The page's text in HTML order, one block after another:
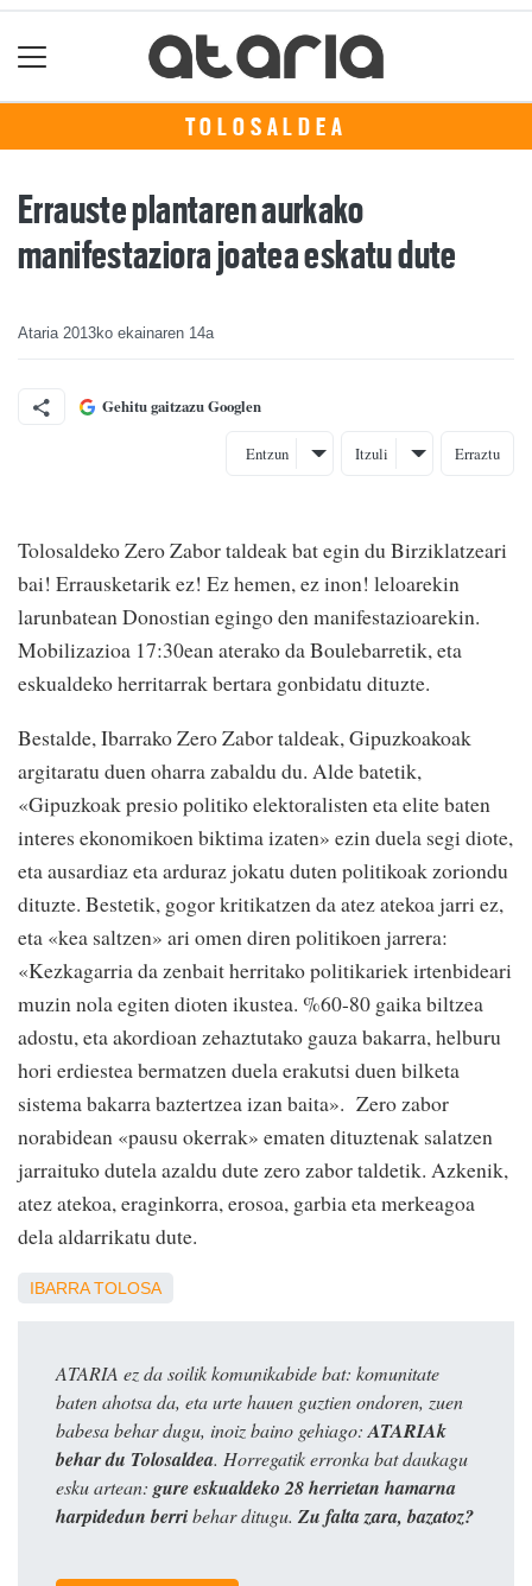
TOLOSALDEA
Errauste plantaren aurkako
manifestaziora joatea eskatu dute
Ataria 2013ko ekainaren 14a
Gehitu gaitzazu Googlen
Entzun Itzuli Erraztu
Tolosaldeko Zero Zabor taldeak bat egin du Birziklatzeari
bai! Errausketarik ez! Ez hemen, ez inon! leloarekin
larunbatean Donostian egingo den manifestazioarekin.
Mobilizazioa 17:30ean aterako da Boulebarretik, eta
eskualdeko herritarrak bertara gonbidatu dituzte.
Bestalde, Ibarrako Zero Zabor taldeak, Gipuzkoakoak
argitaratu duen oharra zabaldu du. Alde batetik,
«Gipuzkoak presio politiko elektoralisten eta elite baten
interes ekonomikoen biktima izaten» ezin duela segi diote,
eta ausardiaz eta arduraz jokatu duten politikoak zoriondu
dituzte. Bestetik, gogor kritikatzen da atez atekoa jarri ez,
eta «kea saltzen» ari omen diren politikoen jarrera:
«Kezkagarria da zenbait herritako politikariek irtenbideari
muzin nola egiten dioten ikustea. %60-80 gaika biltzea
adostu, eta akordioan zehaztutako gauza bakarra, helburu
hori erdiestea bermatzen duela erakutsi duen bilketa
sistema bakarra baztertzea izan baita». Zero zabor
norabidean «pausu okerrak» ematen dituztenak salatzen
jarraituko dutela azaldu dute zero zabor taldetik. Azkenik,
atez atekoa, eraginkorra, erosoa, garbia eta merkeagoa
dela aldarrikatu dute.
IBARRA TOLOSA
ATARIA ez da soilik komunikabide bat: komunitate
baten ahotsa da, eta urte hauen guztien ondoren, zuen
babesa behar dugu, inoiz baino gehiago: ATARIAk
behar du Tolosaldea. Horregatik erronka bat daukagu
esku artean: gure eskualdeko 28 herrietan hamarna
harpidedun berribehar ditugu. Zu falta zara, bazatoz?